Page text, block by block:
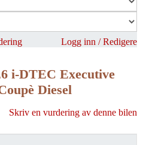
Logg inn / Redigere
i-DTEC Executive
Diesel
Skriv en vurdering av denne bilen